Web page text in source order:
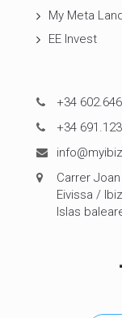
My Meta
EE Invest
+34
+34
Carrer
Eivissa /
Islas